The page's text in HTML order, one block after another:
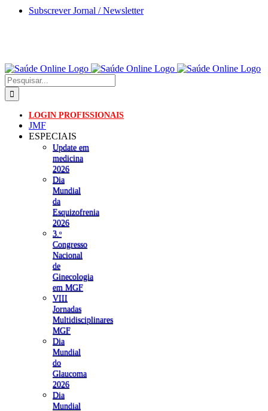
Skip
Subscrever Jornal / Newsletter
Pesquisar
LOGIN PROFISSIONAIS
JMF
ESPECIAIS
Update em
medicina
2026
Dia
Mundial
da
Esquizofrenia
2026
3.ᵒ
Congresso
Nacional
de
Ginecologia
em MGF
VIII
Jornadas
Multidisciplinares
MGF
Dia
Mundial
do
Glaucoma
2026
Dia
Mundial